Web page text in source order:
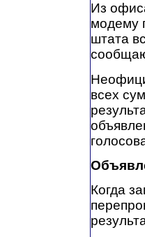
Из
модему
штата
всех
Когда